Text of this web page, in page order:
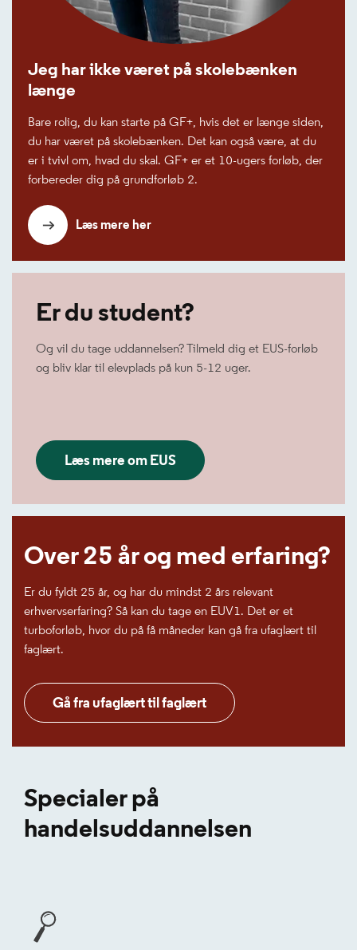
Jeg har ikke været på skolebænken
længe
Bare rolig, du kan starte på GF+, hvis det er længe siden,
du har været på skolebænken. Det kan også være, at du
er i tvivl om, hvad du skal. GF+ er et 10-ugers forløb, der
forbereder dig på grundforløb 2.
Læs mere her
Er du student?
Og vil du tage uddannelsen? Tilmeld dig et EUS-forløb
og bliv klar til elevplads på kun 5-12 uger.
Læs mere om EUS
Over 25 år og med erfaring?
Er du fyldt 25 år, og har du mindst 2 års relevant
erhvervserfaring? Så kan du tage en EUV1. Det er et
turboforløb, hvor du på få måneder kan gå fra ufaglært til
faglært.
Gå fra ufaglært til faglært
Specialer på
handelsuddannelsen